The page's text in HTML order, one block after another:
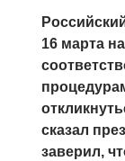
16 марта
сказал
заверил,